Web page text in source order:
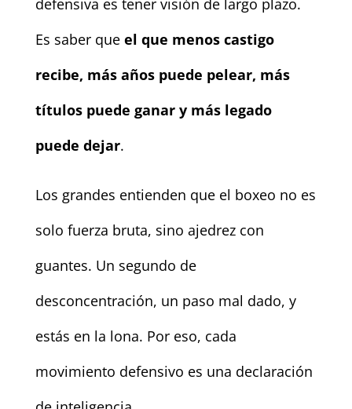
Es saber que el que menos castigo
recibe, más años puede pelear, más
títulos puede ganar y más legado
puede dejar.
Los grandes entienden que el boxeo no es
solo fuerza bruta, sino ajedrez con
guantes. Un segundo de
desconcentración, un paso mal dado, y
estás en la lona. Por eso, cada
movimiento defensivo es una declaración